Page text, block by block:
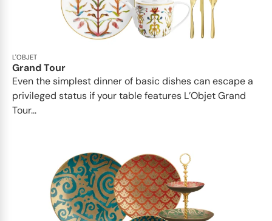
L'OBJET
Grand Tour
Even the simplest dinner of basic dishes can escape a
privileged status if your table features L’Objet Grand
Tour...